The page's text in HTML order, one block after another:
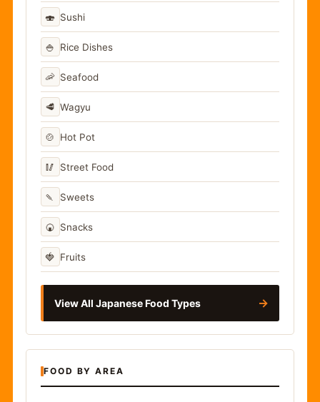
🍣 Sushi
🍚 Rice Dishes
🦐 Seafood
🥩 Wagyu
🍲 Hot Pot
🥢 Street Food
🍡 Sweets
🍘 Snacks
🍓 Fruits
View All Japanese Food Types →
FOOD BY AREA